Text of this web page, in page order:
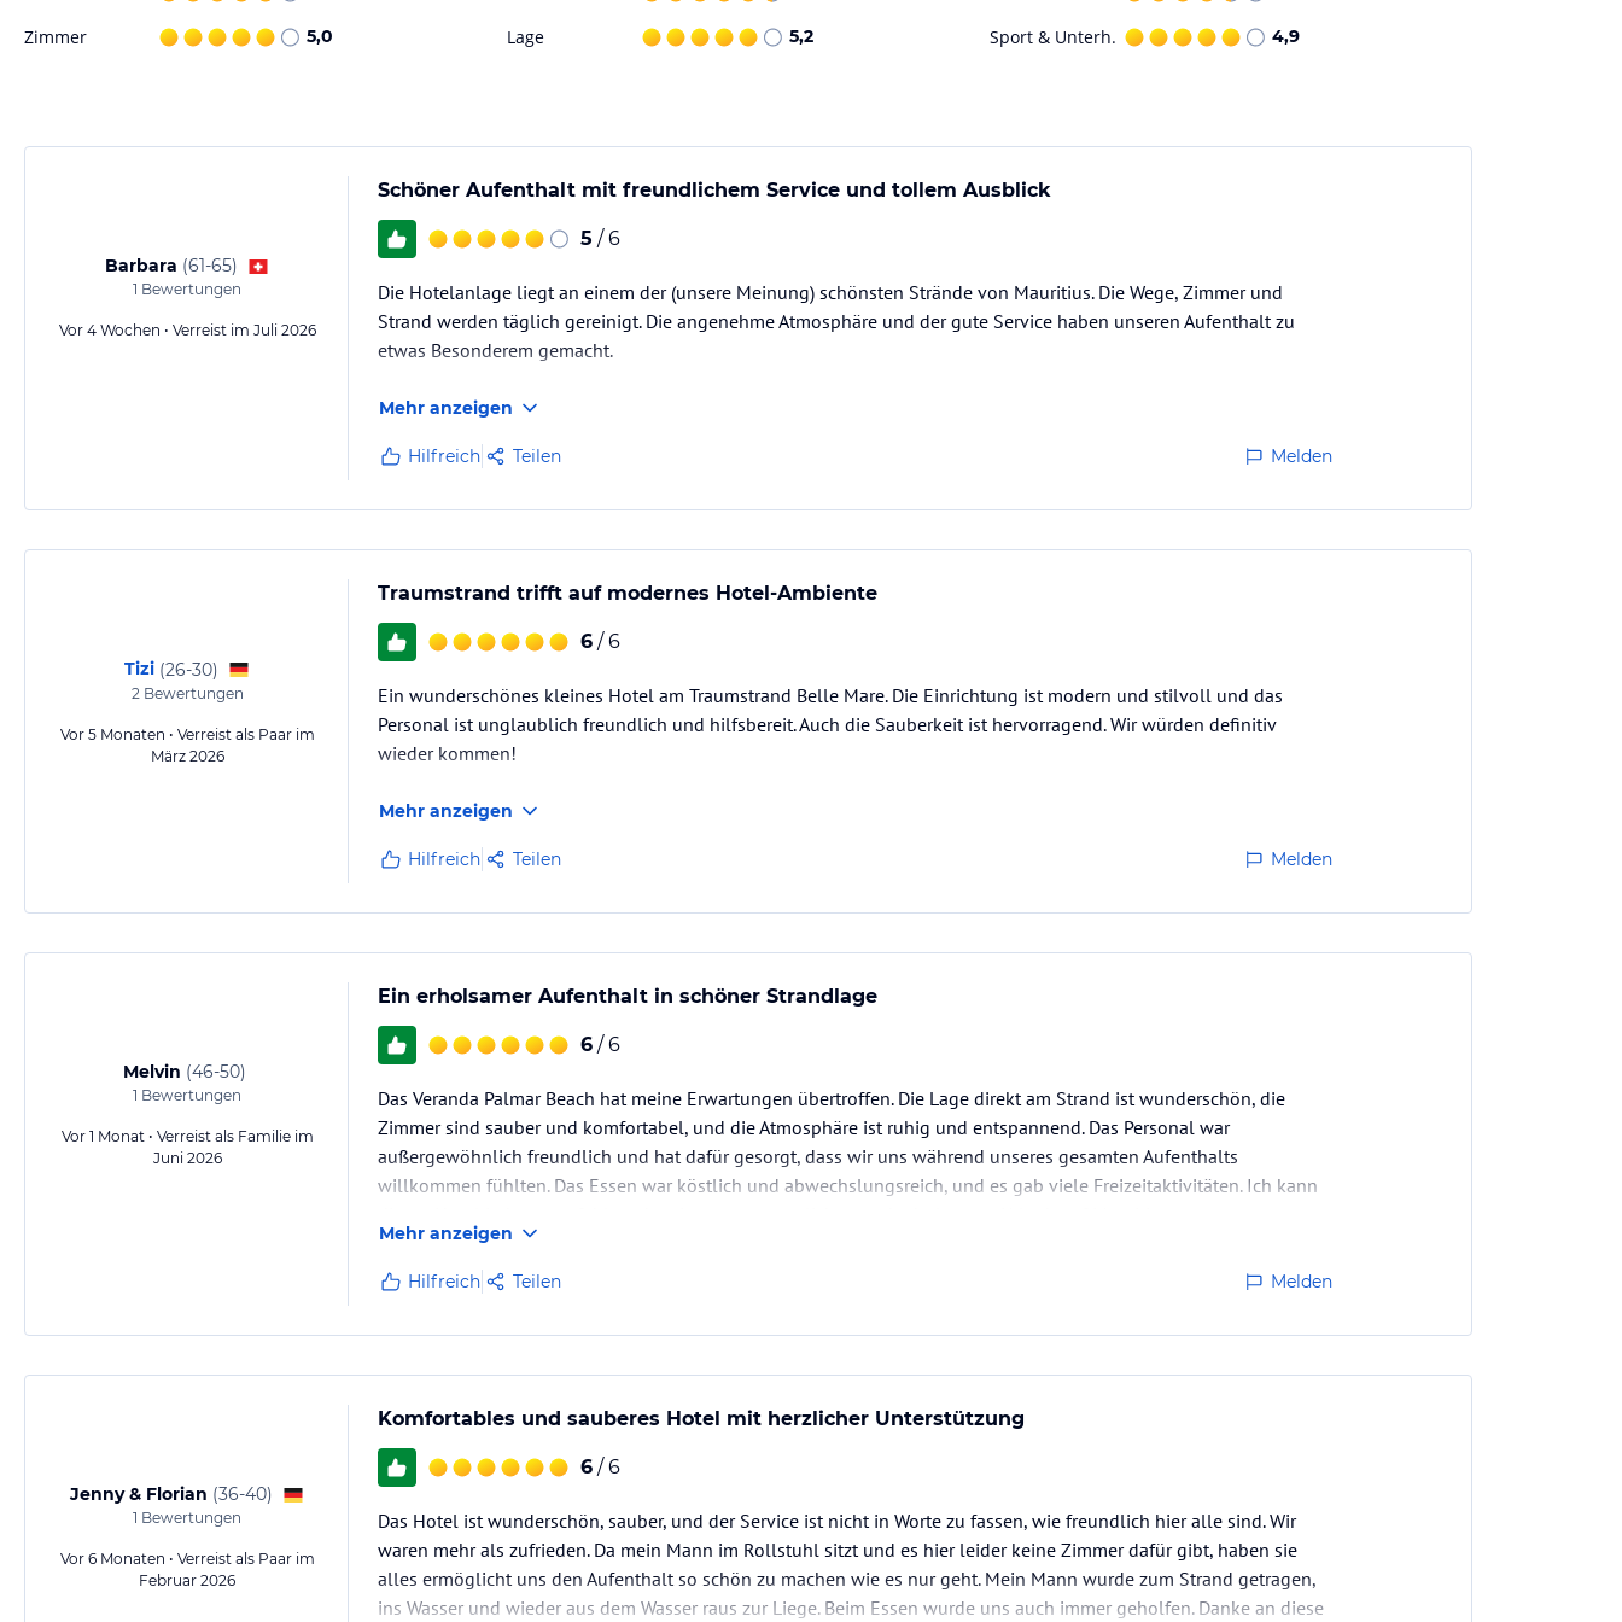
Gewähr und ohne Prüfung durch HolidayCheck. Bitte lies vor der Buchung die verbindlichen Angebotsdetails
Zimmer 5,0 Lage 5,2 Sport & Unterh. 4,9
Barbara (61-65)
1 Bewertungen
Vor 4 Wochen • Verreist im Juli 2026
Schöner Aufenthalt mit freundlichem Service und tollem Ausblick
5 / 6
Die Hotelanlage liegt an einem der (unsere Meinung) schönsten Strände von Mauritius. Die Wege, Zimmer und
Strand werden täglich gereinigt. Die angenehme Atmosphäre und der gute Service haben unseren Aufenthalt zu
etwas Besonderem gemacht.
Mehr anzeigen
Hilfreich Teilen Melden
Tizi (26-30)
2Bewertungen
Vor 5 Monaten • Verreist als Paar im
März 2026
Traumstrand trifft auf modernes Hotel-Ambiente
6 / 6
Ein wunderschönes kleines Hotel am Traumstrand Belle Mare. Die Einrichtung ist modern und stilvoll und das
Personal ist unglaublich freundlich und hilfsbereit. Auch die Sauberkeit ist hervorragend. Wir würden definitiv
wieder kommen!
Mehr anzeigen
Hilfreich Teilen Melden
Melvin (46-50)
1 Bewertungen
Vor 1 Monat • Verreist als Familie im
Juni 2026
Ein erholsamer Aufenthalt in schöner Strandlage
6 / 6
Das Veranda Palmar Beach hat meine Erwartungen übertroffen. Die Lage direkt am Strand ist wunderschön, die
Zimmer sind sauber und komfortabel, und die Atmosphäre ist ruhig und entspannend. Das Personal war
außergewöhnlich freundlich und hat dafür gesorgt, dass wir uns während unseres gesamten Aufenthalts
willkommen fühlten. Das Essen war köstlich und abwechslungsreich, und es gab viele Freizeitaktivitäten. Ich kann
Mehr anzeigen
Hilfreich Teilen Melden
Jenny & Florian (36-40)
1 Bewertungen
Vor 6 Monaten • Verreist als Paar im
Februar 2026
Komfortables und sauberes Hotel mit herzlicher Unterstützung
6 / 6
Das Hotel ist wunderschön, sauber, und der Service ist nicht in Worte zu fassen, wie freundlich hier alle sind. Wir
waren mehr als zufrieden. Da mein Mann im Rollstuhl sitzt und es hier leider keine Zimmer dafür gibt, haben sie
alles ermöglicht uns den Aufenthalt so schön zu machen wie es nur geht. Mein Mann wurde zum Strand getragen,
ins Wasser und wieder aus dem Wasser raus zur Liege. Beim Essen wurde uns auch immer geholfen. Danke an diese